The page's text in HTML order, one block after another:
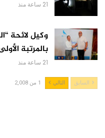
21 ساعة منذ
وكيل لائحة
بالمرتبة
21 ساعة منذ
السابق التالي 1 من 2,008